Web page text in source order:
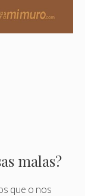
malas?
que o nos